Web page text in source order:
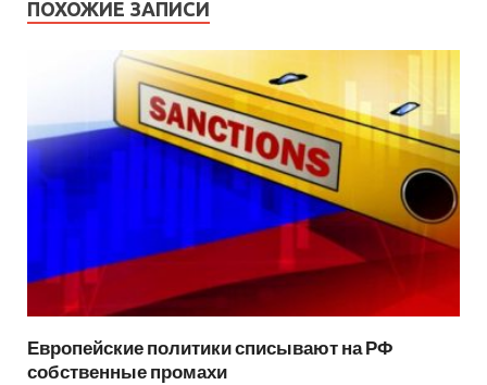
ПОХОЖИЕ ЗАПИСИ
Европейские политики списывают на РФ
собственные промахи